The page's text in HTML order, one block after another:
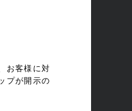
お客様に対
プが開示の